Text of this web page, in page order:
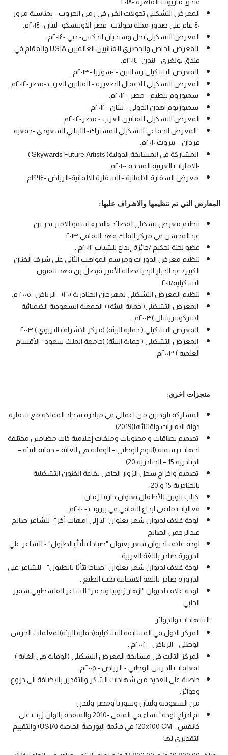
المعرض التشكيلي تحولات الفن في زمن الحروب - بمناسبة مرور
٤٠ عام على صدور مجلة تحولات- قصر الاونيسكو- لبنان -٢٠١٤م.
المعرض التشكيلي نخل وسنديان اندكس- دبي -٢٠١٤م.
المعرض الخاص والحصري للفنانيين العالميين USIA والمقام في
فندق بولغري - لندن -٢٠١٤م.
المعرض التشكيلي رسالتين - -سوريا -٢٠١٣م.
المعرض التشكيلي للاعمال الصغيرة - الفنانين العرب -مصر-٢٠١٢م.
سمبوزوم بلطيم - مصر -٢٠١٢م.
سمبوزيوم اهدن الدولي - لبنان -٢٠١٢م.
المعرض التشكيلي للفنانين العرب - مصر-٢٠١٢م.
المعرض الجماعي التشكيلي المشترك- اللبناني السعودي -جمعية
فردان – بيروت ٢٠١٠م.
المشاركة في المسابقة الدولية( Skywards Future Artists )
-الامارات العربية المتحدة -٢٠١٠م.
معرض السفارة الالمانية - السفارة الالمانية-الرياض -١٩٩٤م.
المعارض التي تم تنظيمها والاشراف عليها:
تنظيم معرض تشكيلي لقصائد «البدر» لسمو الامير بدر بن
عبدالمحسن في مركز الملك فهد الثقافي ٢٠١٣
عضو لجنة تحكيم /جائزة إبداع للشباب ٢٠١٢م .
تنظيم معرض الدورات ومرسم المواهب الثاني على شرف الفنان
الكبير/ عبدالجبار اليحيا /صالة الأمير فيصل بن فهد للفنون
التشكيلية/٢٠١١
تنظيم المعرض التشكيلي لمهرجان الجنادرية (٢٠) - الرياض -٢٠٠٥ م.
المعرض التشكيلي( حماية البيئة) ( الجمعية السعودية الكيميائية
الانتركونتريننتال )٢٠٠٣م.
المعرض التشكيلي ( حماية البيئة) (مركز الإشراف التربوي ) ٢٠٠٣
المعرض التشكيلي ( حماية البيئة) (جامعة الملك سعود –الأقسام
العلمية ) ٢٠٠٣م.
منجزات اخرى:
المشاركة بلوحتين من اعمالي في مبادرة سجاد المملكة مع سفارة
دولة الامارات واقتنائها(2019)
تصميم بطاقات و مطويات وملفات إعلامية ذات مضامين مختلفة
لجهات رسمية (اليوم الوطني – الوقاية هي الغاية – حماية البيئة –
الجنادرية 15 – الجنادرية 20)
تصميم واخراج سجل الزوار الخاص بقاعة الفنون التشكيلية
بالجنادرية 15 و 20.
كتاب تلوين للأطفال بعنوان حارتنا زمان .
فعاليات ملتقى ابداع الثقافي في بيروت - ٢٠١٠م.
لوحة غلاف لديوان شعر بعنوان "لا إلى امهات أخر"- للشاعر صالح
عبدالرحمن الصالح
لوحة غلاف لديوان شعر بعنوان "صباحا تثأثأ بالطبول" - للشاعر علي
الدرورة صادر باللغة العربية .
لوحة غلاف لديوان شعر بعنوان "صباحا تثأثأ بالطبول" - للشاعر علي
الدرورة صادر باللغة الاسبانية تحت الطبع .
لوحة غلاف لديوان "ازهار زنوبيا وتدمر" للشاعر الفلسطيني سمير
الحلبي
الشهادات والجوائز
المركز الاول في المسابقة التشكيلية(حماية البيئة)لمعلمات الحرس
الوطني - الرياض - ٢٠٠٢م .
المركز الثالث في مسابقة المعرض التشكيلي (الوقاية هي الغاية )
لمعلمات الحرس الوطني - الرياض - ٢٠٠٥م.
حاصلة على العديد من شهادات الشكر والتقدير بالاضافة الى دروع
وجوائز.
من السعودية ولبنان وسوريا ومصر ولندن
تم ادراج لوحة" نساء في المنفى -2010 والمنفذه بالوان زيت على
كانفس - 120x100 CM في قائمة البورصة الخاصة (USIA) والتقييم
التقديري لها